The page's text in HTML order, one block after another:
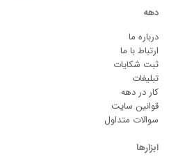
دهه
درباره ما
ارتباط با ما
ثبت شکایات
تبلیغات
کار در دهه
قوانین سایت
سوالات متداول
ابزارها